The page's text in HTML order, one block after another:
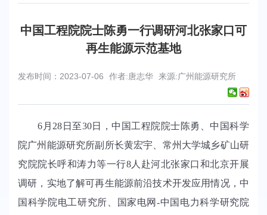
中国工程院院士陈勇一行调研河北张家口可
再生能源示范基地
发布时间：2023-07-06 作者:唐志华 来源:广州能源研究所
6 月 28 日至30日，中国工程院院士陈勇、中国科学
院广州能源研究所副所长黄宏宇、常州大学城乡矿山研
究院院长呼和涛力等一行8人赴河北张家口和北京开展
调研，实地了解可再生能源前沿技术开发应用情况， 中
国科学院电工研究所、
国家电网-中国电力科学研究院